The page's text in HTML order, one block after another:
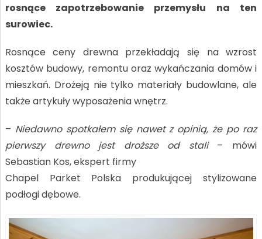
rosnące zapotrzebowanie przemysłu na ten
surowiec.
Rosnące ceny drewna przekładają się na wzrost
kosztów budowy, remontu oraz wykańczania domów i
mieszkań. Drożeją nie tylko materiały budowlane, ale
także artykuły wyposażenia wnętrz.
– Niedawno spotkałem się nawet z opinią, że po raz
pierwszy drewno jest droższe od stali– mówi
Sebastian Kos, ekspert firmy
Chapel Parket Polska produkującej stylizowane
podłogi dębowe.